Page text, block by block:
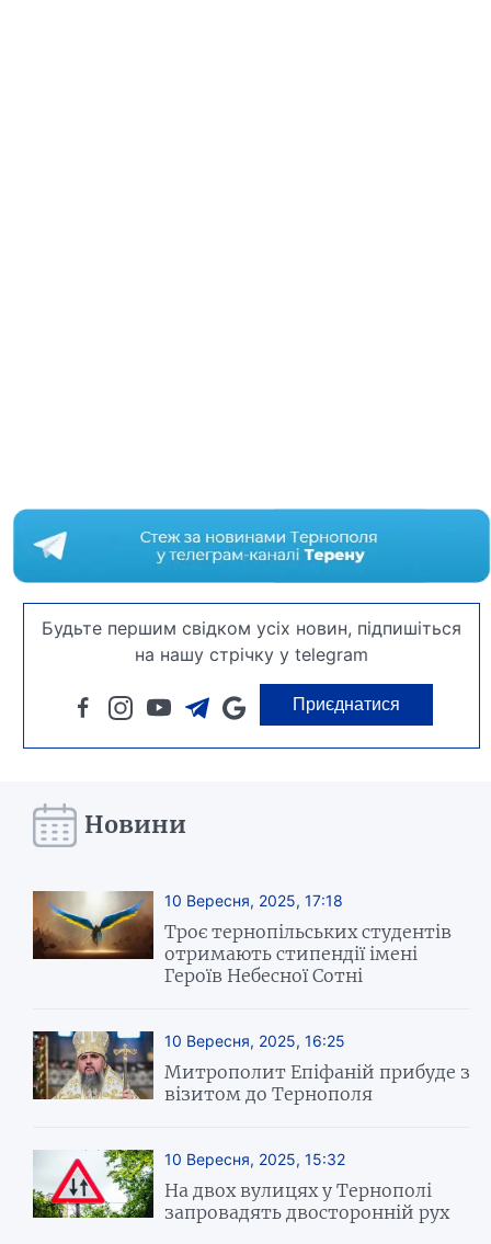
Будьте першим свідком усіх новин, підпишіться
на нашу стрічку у telegram
Приєднатися
Новини
10 Вересня, 2025, 17:18
Троє тернопільських студентів
отримають стипендії імені
Героїв Небесної Сотні
10 Вересня, 2025, 16:25
Митрополит Епіфаній прибуде з
візитом до Тернополя
10 Вересня, 2025, 15:32
На двох вулицях у Тернополі
запровадять двосторонній рух